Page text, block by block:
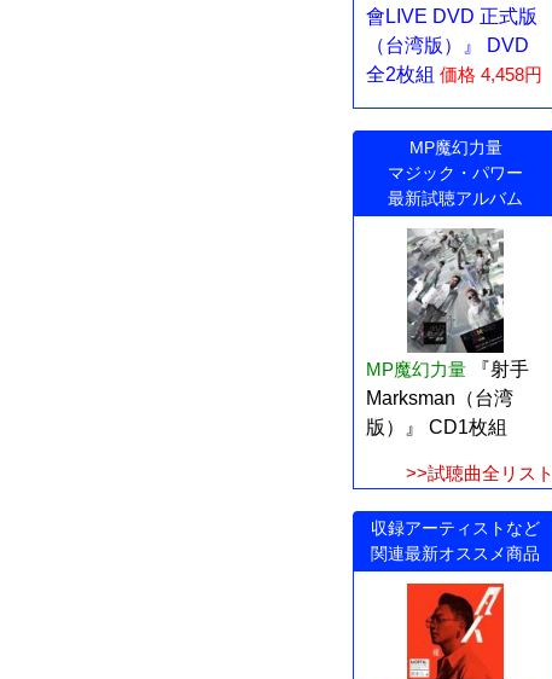
會LIVE DVD 正式版
（台湾版）』 DVD
全2枚組 価格 4,458円
MP魔幻力量
マジック・パワー
最新試聴アルバム
MP魔幻力量
『射手
Marksman（台湾
版）』 CD1枚組
>>試聴曲全リスト
収録アーティストなど
関連最新オススメ商品